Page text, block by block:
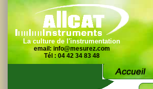
La culture de l'instrumentation
email: info@mesurez.com
Tél : 04 42 34 83 48